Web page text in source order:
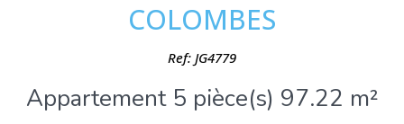
COLOMBES
Ref: JG4779
Appartement 5 pièce(s) 97.22 m²